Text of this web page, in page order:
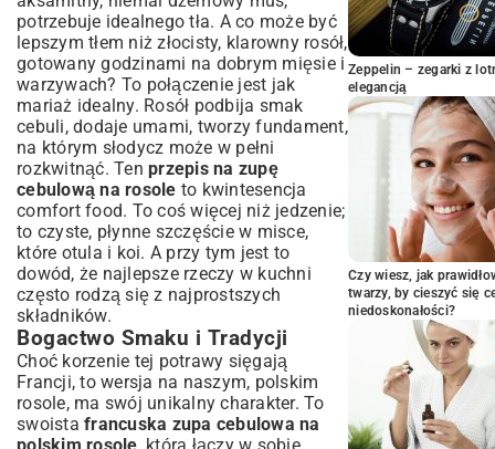
Wariacje na Temat Zupy Cebulowej z
Rosłem
Zupa Cebulowa z Grzankami i Serem: Jak
Zrobić Idealne Połączenie?
Wersja Wegetariańska – Czy Rosół
Warzywny Sprawdzi się Równie Dobrze?
Niespodziewane Dodatki, Które Podkreślą
Charakter Zupy
Podsumowanie: Twoja Idealna Zupa
Cebulowa na Rosole Czeka!
potrzebuje idealnego tła. A co może być
lepszym tłem niż złocisty, klarowny rosół,
gotowany godzinami na dobrym mięsie i
warzywach? To połączenie jest jak
mariaż idealny. Rosół podbija smak
cebuli, dodaje umami, tworzy fundament,
na którym słodycz może w pełni
rozkwitnąć. Ten przepis na zupę
cebulową na rosole to kwintesencja
comfort food. To coś więcej niż jedzenie;
to czyste, płynne szczęście w misce,
które otula i koi. A przy tym jest to
dowód, że najlepsze rzeczy w kuchni
często rodzą się z najprostszych
składników.
Bogactwo Smaku i Tradycji
Choć korzenie tej potrawy sięgają
Francji, to wersja na naszym, polskim
rosole, ma swój unikalny charakter. To
swoista francuska zupa cebulowa na
Zeppelin – zegarki z
elegancją
Czy wiesz, jak
twarzy, by cieszyć się
niedoskonałości?